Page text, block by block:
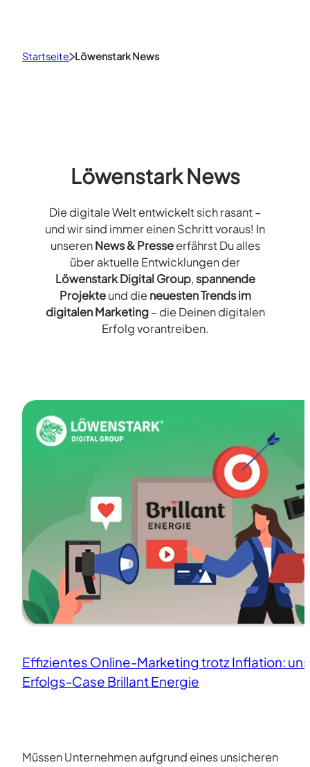
Startseite Löwenstark News
Löwenstark News
Die digitale Welt entwickelt sich rasant –
und wir sind immer einen Schritt voraus! In
unserenNews & Presseerfährst Du alles
über aktuelle Entwicklungen der
Löwenstark Digital Group,spannende
Projekteund dieneuesten Trends im
digitalen Marketing– die Deinen digitalen
Erfolg vorantreiben.
Effizientes Online-Marketing trotz Inflation:
Erfolgs-Case Brillant Energie
Müssen Unternehmen aufgrund eines unsicheren